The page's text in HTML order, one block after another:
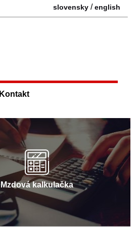
slovensky /english
Kontakt
Mzdová kalkulačka